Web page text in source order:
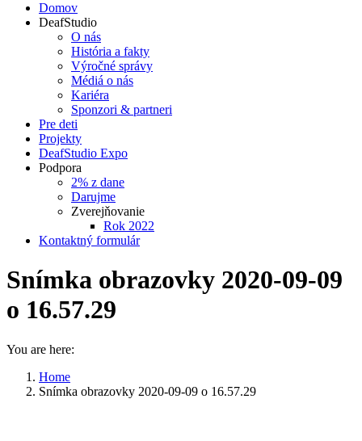
Domov
DeafStudio
O nás
História a fakty
Výročné správy
Médiá o nás
Kariéra
Sponzori & partneri
Pre deti
Projekty
DeafStudio Expo
Podpora
2% z dane
Darujme
Zverejňovanie
Rok 2022
Kontaktný formulár
Snímka obrazovky 2020-09-09
o 16.57.29
You are here:
Home
Snímka obrazovky 2020-09-09 o 16.57.29